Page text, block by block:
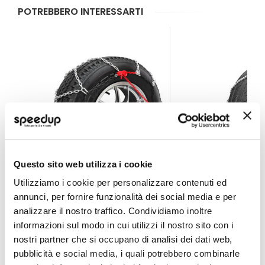
Questo sito web utilizza i cookie
Utilizziamo i cookie per personalizzare contenuti ed
annunci, per fornire funzionalità dei social media e per
analizzare il nostro traffico. Condividiamo inoltre
informazioni sul modo in cui utilizzi il nostro sito con i
nostri partner che si occupano di analisi dei dati web,
pubblicità e social media, i quali potrebbero combinarle
POTREBBERO INTERESSARTI
Catene da neve 12mm
ALTHURA
A partire da
89,10 €
Catene da neve
ALTHURA
Misura 102 + altri 67
74,25 €